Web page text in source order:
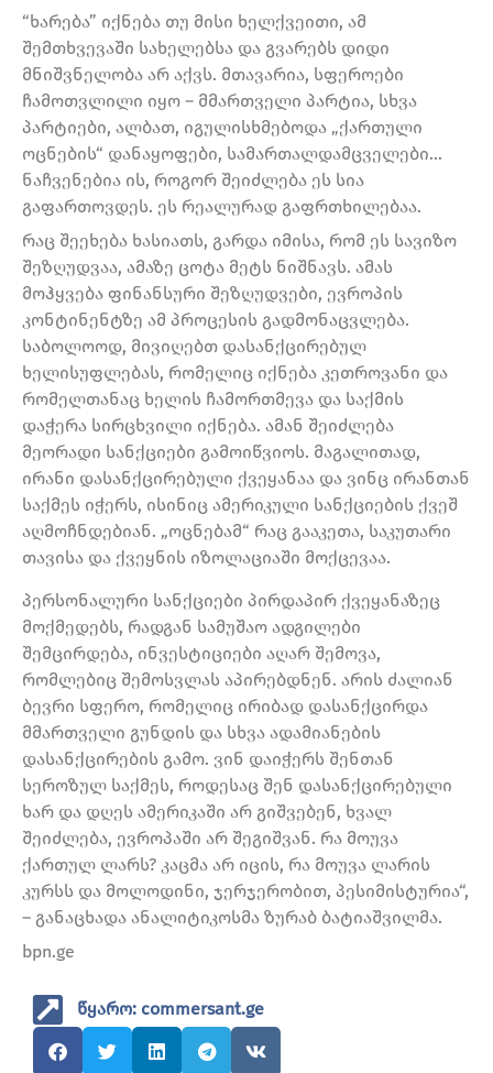
“ხარება” იქნება თუ მისი ხელქვეითი, ამ
შემთხვევაში სახელებსა და გვარებს დიდი
მნიშვნელობა არ აქვს. მთავარია, სფეროები
ჩამოთვლილი იყო – მმართველი პარტია, სხვა
პარტიები, ალბათ, იგულისხმებოდა „ქართული
ოცნების“ დანაყოფები, სამართალდამცველები…
ნაჩვენებია ის, როგორ შეიძლება ეს სია
გაფართოვდეს. ეს რეალურად გაფრთხილებაა.
რაც შეეხება ხასიათს, გარდა იმისა, რომ ეს სავიზო
შეზღუდვაა, ამაზე ცოტა მეტს ნიშნავს. ამას
მოჰყვება ფინანსური შეზღუდვები, ევროპის
კონტინენტზე ამ პროცესის გადმონაცვლება.
საბოლოოდ, მივიღებთ დასანქცირებულ
ხელისუფლებას, რომელიც იქნება კეთროვანი და
რომელთანაც ხელის ჩამორთმევა და საქმის
დაჭერა სირცხვილი იქნება. ამან შეიძლება
მეორადი სანქციები გამოიწვიოს. მაგალითად,
ირანი დასანქცირებული ქვეყანაა და ვინც ირანთან
საქმეს იჭერს, ისინიც ამერიკული სანქციების ქვეშ
აღმოჩნდებიან. „ოცნებამ“ რაც გააკეთა, საკუთარი
თავისა და ქვეყნის იზოლაციაში მოქცევაა.
პერსონალური სანქციები პირდაპირ ქვეყანაზეც
მოქმედებს, რადგან სამუშაო ადგილები
შემცირდება, ინვესტიციები აღარ შემოვა,
რომლებიც შემოსვლას აპირებდნენ. არის ძალიან
ბევრი სფერო, რომელიც ირიბად დასანქცირდა
მმართველი გუნდის და სხვა ადამიანების
დასანქცირების გამო. ვინ დაიჭერს შენთან
სეროზულ საქმეს, როდესაც შენ დასანქცირებული
ხარ და დღეს ამერიკაში არ გიშვებენ, ხვალ
შეიძლება, ევროპაში არ შეგიშვან. რა მოუვა
ქართულ ლარს? კაცმა არ იცის, რა მოუვა ლარის
კურსს და მოლოდინი, ჯერჯერობით, პესიმისტურია“,
– განაცხადა ანალიტიკოსმა ზურაბ ბატიაშვილმა.
bpn.ge
წყარო: commersant.ge